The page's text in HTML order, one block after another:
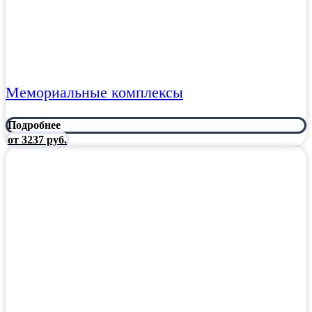
Мемориальные комплексы
Подробнее
от 3237 руб.